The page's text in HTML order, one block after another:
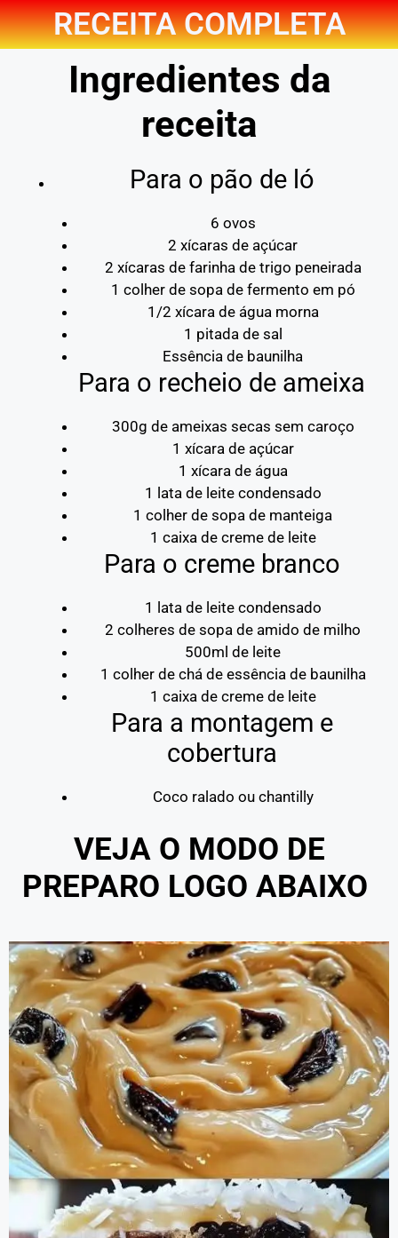
RECEITA COMPLETA
Ingredientes da
receita
Para o pão de ló
6 ovos
2 xícaras de açúcar
2 xícaras de farinha de trigo peneirada
1 colher de sopa de fermento em pó
1/2 xícara de água morna
1 pitada de sal
Essência de baunilha
Para o recheio de ameixa
300g de ameixas secas sem caroço
1 xícara de açúcar
1 xícara de água
1 lata de leite condensado
1 colher de sopa de manteiga
1 caixa de creme de leite
Para o creme branco
1 lata de leite condensado
2 colheres de sopa de amido de milho
500ml de leite
1 colher de chá de essência de baunilha
1 caixa de creme de leite
Para a montagem e
cobertura
Coco ralado ou chantilly
VEJA O MODO DE
PREPARO LOGO ABAIXO